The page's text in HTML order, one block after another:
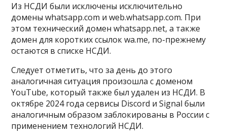
Из НСДИ были исключены исключительно
домены whatsapp.com и web.whatsapp.com. При
этом технический домен whatsapp.net, а также
домен для коротких ссылок wa.me, по-прежнему
остаются в списке НСДИ.
Следует отметить, что за день до этого
аналогичная ситуация произошла с доменом
YouTube, который также был удален из НСДИ. В
октябре 2024 года сервисы Discord и Signal были
аналогичным образом заблокированы в России с
применением технологий НСДИ.